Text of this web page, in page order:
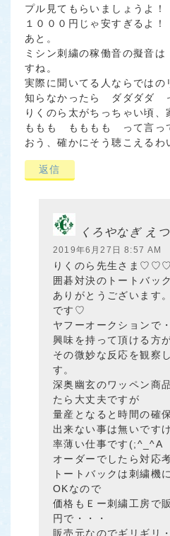
プル見てもらいましょうよ！
１０００円じゃ安すぎるよ！
あと。
ミシン刺繍の稼働音の擬音
すね。
実際に聞いてる人ならではの
知らなかったら ダダダダ
りくのら太がちっちゃい頃
ももも もももも って言っ
おう、確かにそう聴こえる
返信
くろやなぎ え
2019年6月27日 8:57 AM
りくのら先生さま♡♡♡
囲碁対決のトートバッ
ありがとうございます
です♡
ヤフーオークションで
興味を持って頂ける方
その微妙な反応を観察
す。
深奥幽玄のワッペン商
たら大丈夫ですが
量産となると時間の確
出来ない事は無いです
率薄い仕事です(;^_^A
オーダーでしたら対応
トートバックは刺繍機
OKなので
価格もＥー刺繍工房で
円で・・・
販売元なのでギリギリ